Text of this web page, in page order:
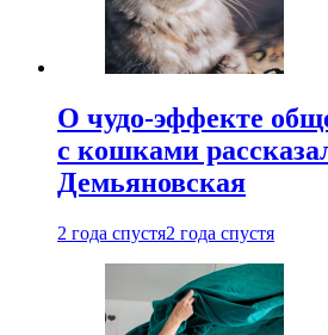
О чудо-эффекте
с кошками
Демьяновская
2 года спустя2 года спустя